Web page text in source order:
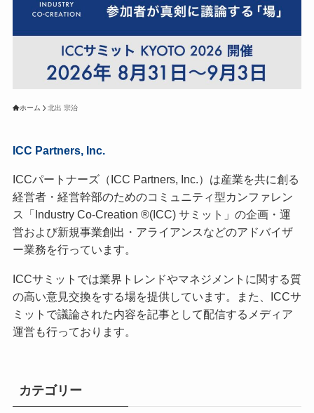
ホーム 北出 宗治
ICC Partners, Inc.
ICCパートナーズ（ICC Partners, Inc.）は産業を共に創る
経営者・経営幹部のためのコミュニティ型カンファレン
ス「Industry Co-Creation ®(ICC) サミット」の企画・運
営および新規事業創出・アライアンスなどのアドバイザ
ー業務を行っています。
ICCサミットでは業界トレンドやマネジメントに関する質
の高い意見交換をする場を提供しています。また、ICCサ
ミットで議論された内容を記事として配信するメディア
運営も行っております。
カテゴリー